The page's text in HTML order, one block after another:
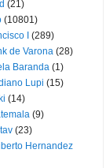
(21)
(10801)
I
(289)
de Varona (28)
Baranda (1)
Lupi (15)
(14)
(9)
(23)
Hernandez